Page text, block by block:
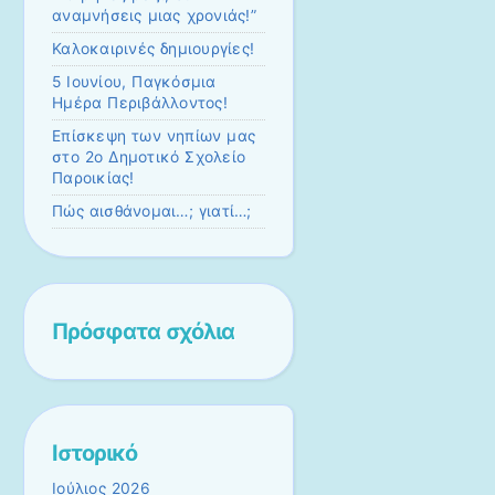
αναμνήσεις μιας χρονιάς!”
Καλοκαιρινές δημιουργίες!
5 Ιουνίου, Παγκόσμια
Ημέρα Περιβάλλοντος!
Επίσκεψη των νηπίων μας
στο 2ο Δημοτικό Σχολείο
Παροικίας!
Πώς αισθάνομαι…; γιατί…;
Πρόσφατα σχόλια
Ιστορικό
Ιούλιος 2026